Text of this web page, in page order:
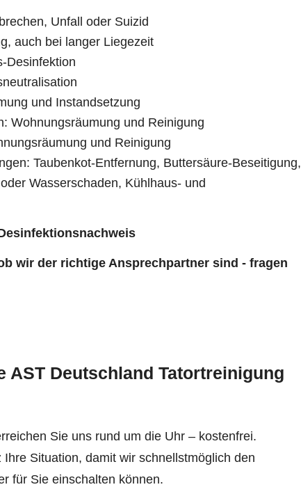
Unfall oder Suizid
auch bei langer Liegezeit
Desinfektion
und Instandsetzung
Wohnungsräumung und Reinigung
und Reinigung
Taubenkot-Entfernung, Buttersäure-Beseitigung,
Wasserschaden, Kühlhaus- und
wir der richtige Ansprechpartner sind - fragen
AST Deutschland Tatortreinigung
Sie uns rund um die Uhr – kostenfrei.
Situation, damit wir schnellstmöglich den
für Sie einschalten können.